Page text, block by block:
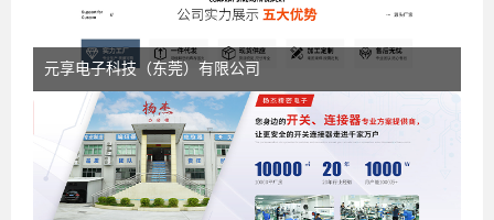
元享电子科技（东莞）有限公司